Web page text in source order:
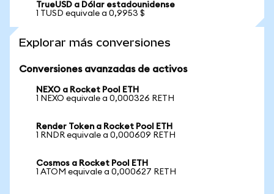
TrueUSD a Dólar estadounidense
1 TUSD equivale a 0,9953 $
Explorar más conversiones
Conversiones avanzadas de activos
NEXO a Rocket Pool ETH
1 NEXO equivale a 0,000326 RETH
Render Token a Rocket Pool ETH
1 RNDR equivale a 0,000609 RETH
Cosmos a Rocket Pool ETH
1 ATOM equivale a 0,000627 RETH